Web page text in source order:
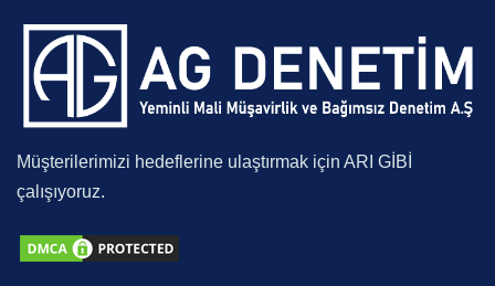
Müşterilerimizi hedeflerine ulaştırmak için ARI GİBİ
çalışıyoruz.